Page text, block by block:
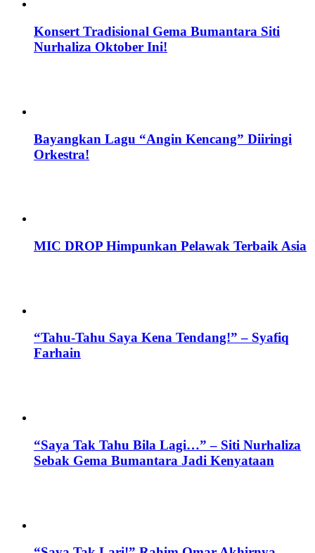
Konsert Tradisional Gema Bumantara Siti
Nurhaliza Oktober Ini!
Bayangkan Lagu “Angin Kencang” Diiringi
Orkestra!
MIC DROP Himpunkan Pelawak Terbaik Asia
“Tahu-Tahu Saya Kena Tendang!” – Syafiq
Farhain
“Saya Tak Tahu Bila Lagi…” – Siti Nurhaliza
Sebak Gema Bumantara Jadi Kenyataan